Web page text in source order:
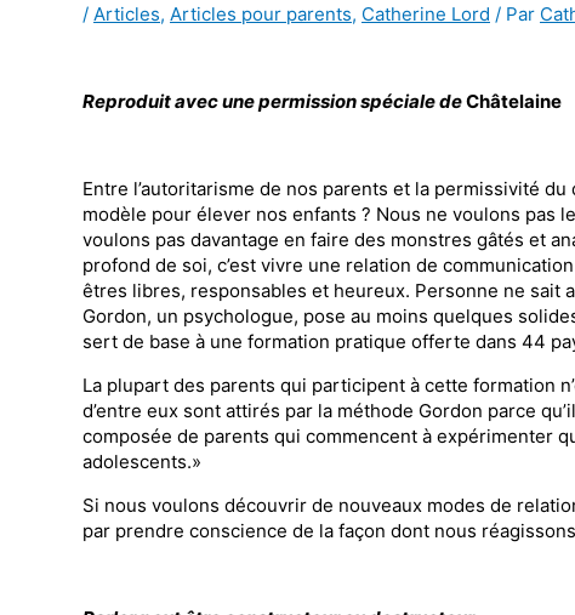
/ Articles, Articles pour parents, Catherine Lord / Par
Reproduit avec une permission spéciale deChâtelaine
Entre l’autoritarisme de nos parents et la per­missivité
modèle pour élever nos enfants ? Nous ne voulons pas
voulons pas da­vantage en faire des monstres gâtés et
profond de soi, c’est vivre une relation de
êtres libres, respon­sables et heureux. Personne ne sait
Gordon, un psychologue, pose au moins quelques
sert de base à une formation prati­que offerte dans 44
La plupart des parents qui participent à cette formation
d’entre eux sont attirés par la méthode Gor­don parce
composée de parents qui commencent à expérimenter
adolescents.»
Si nous voulons découvrir de nouveaux modes de
par prendre conscience de la fa­çon dont nous